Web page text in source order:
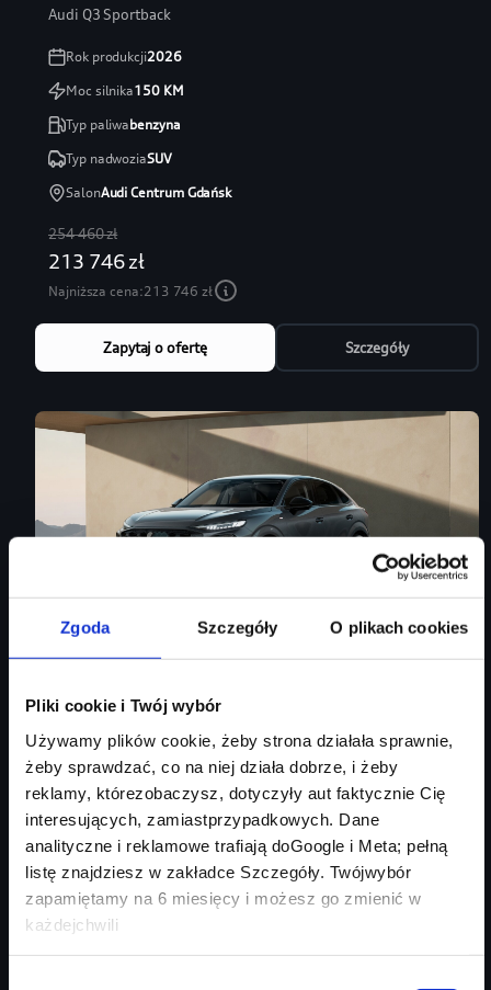
Zgoda Szczegóły O plikach cookies
Pliki cookie i Twój wybór
Używamy plików cookie, żeby strona działała sprawnie,
żeby sprawdzać, co na niej działa dobrze, i żeby
reklamy, którezobaczysz, dotyczyły aut faktycznie Cię
interesujących, zamiastprzypadkowych. Dane
analityczne i reklamowe trafiają doGoogle i Meta; pełną
listę znajdziesz w zakładce Szczegóły. Twójwybór
zapamiętamy na 6 miesięcy i możesz go zmienić w
każdejchwili
Audi Q3 Sportback
Rok produkcji2026
Moc silnika150KM
Typ paliwabenzyna
Typ nadwoziaSUV
SalonAudi Centrum Gdańsk
254 460 zł
213 746 zł
Najniższa cena:213 746 zł
Zapytaj o ofertę Szczegóły
Audi Q3 Sportback
Audi Q3 Sportback
Rok produkcji2026
Moc silnika 150KM
Typ paliwa
Typ nadwoziaSUV
SalonAudi Centrum Gdańsk